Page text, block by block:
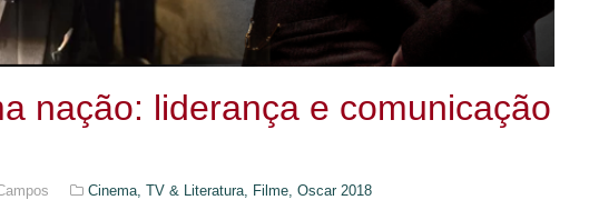
nação: liderança e comunicação
Cinema, TV & Literatura, Filme, Oscar 2018